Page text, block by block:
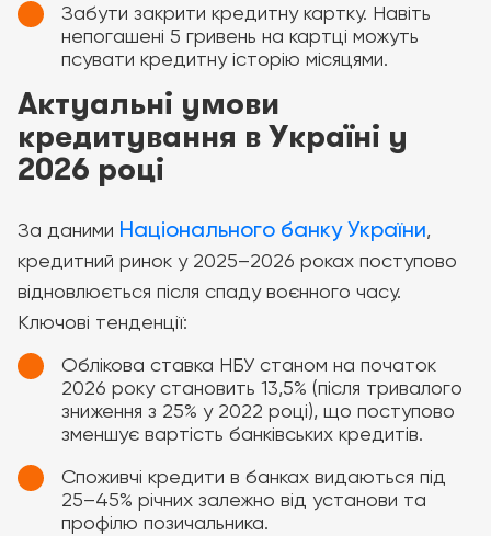
Забути закрити кредитну картку. Навіть
непогашені 5 гривень на картці можуть
псувати кредитну історію місяцями.
Актуальні умови
кредитування в Україні у
2026 році
За даними Національного банку України,
кредитний ринок у 2025–2026 роках поступово
відновлюється після спаду воєнного часу.
Ключові тенденції:
Облікова ставка НБУ станом на початок
2026 року становить 13,5% (після тривалого
зниження з 25% у 2022 році), що поступово
зменшує вартість банківських кредитів.
Споживчі кредити в банках видаються під
25–45% річних залежно від установи та
профілю позичальника.